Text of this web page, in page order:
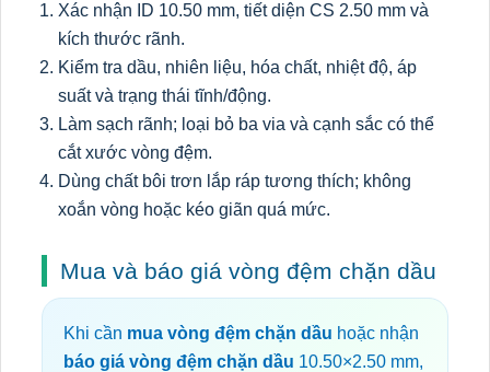
Xác nhận ID 10.50 mm, tiết diện CS 2.50 mm và
kích thước rãnh.
Kiểm tra dầu, nhiên liệu, hóa chất, nhiệt độ, áp
suất và trạng thái tĩnh/động.
Làm sạch rãnh; loại bỏ ba via và cạnh sắc có thể
cắt xước vòng đệm.
Dùng chất bôi trơn lắp ráp tương thích; không
xoắn vòng hoặc kéo giãn quá mức.
Mua và báo giá vòng đệm chặn dầu
Khi cần mua vòng đệm chặn dầu hoặc nhận
báo giá vòng đệm chặn dầu 10.50×2.50 mm,